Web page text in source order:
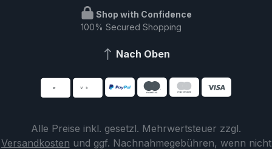
Shop with Confidence
100% Secured Shopping
Nach Oben
Alle Preise inkl. gesetzl. Mehrwertsteuer zzgl.
Versandkosten und ggf. Nachnahmegebühren, wenn nicht